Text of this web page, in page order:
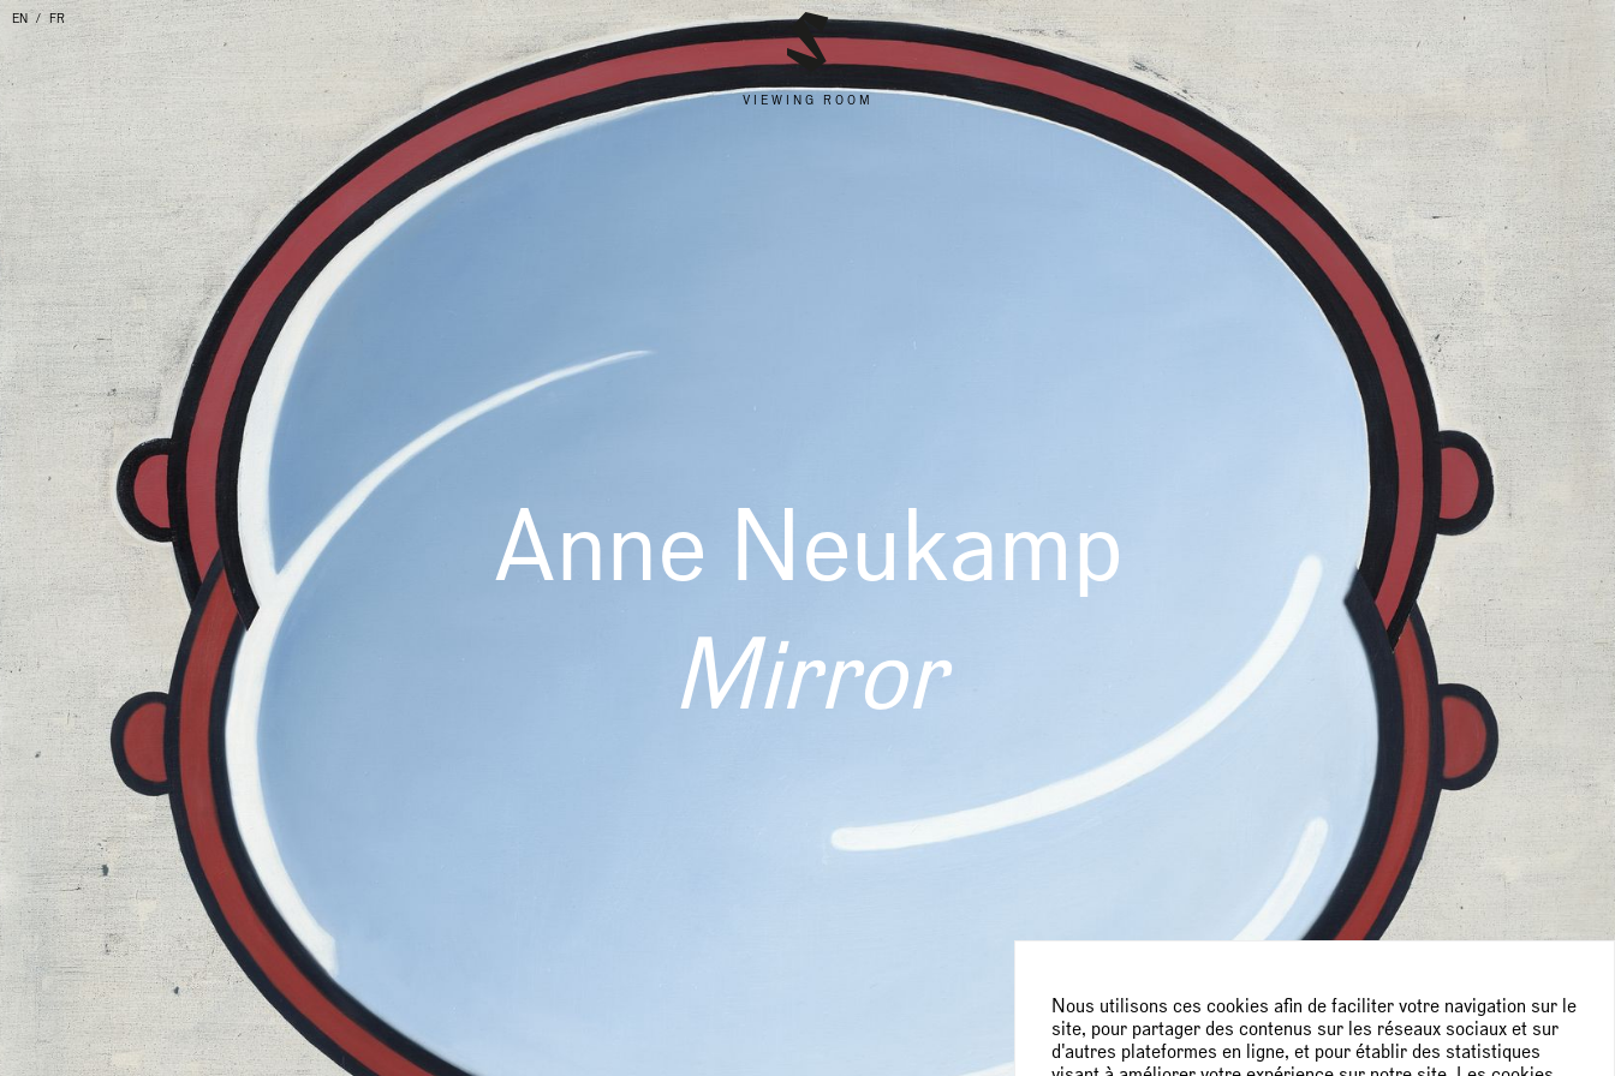
Nous utilisons ces cookies afin de faciliter votre navigation sur le
site, pour partager des contenus sur les réseaux sociaux et sur
d'autres plateformes en ligne, et pour établir des statistiques
EN FR
VIEWING ROOM
Anne Neukamp
Mirror